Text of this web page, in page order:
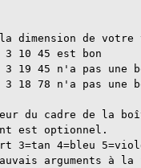
dimension de votre
3 10 45 est bon
19 45 n'a pas une
18 78 n'a pas une
du cadre de la
est optionnel.
3=tan 4=bleu
arguments à